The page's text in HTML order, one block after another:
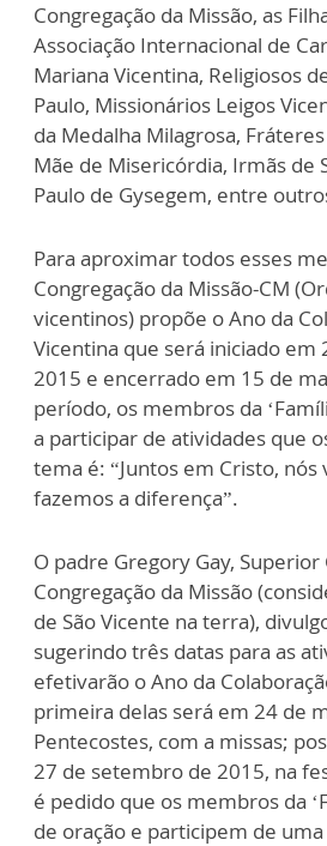
Congregação da Missão, as
Associação Internacional de
Mariana Vicentina, Religiosos
Paulo, Missionários Leigos
da Medalha Milagrosa,
Mãe de Misericórdia, Irmãs de
Paulo de Gysegem, entre
Para aproximar todos esses
Congregação da Missão-CM
vicentinos) propõe o Ano da
Vicentina que será iniciado em
2015 e encerrado em 15 de
período, os membros da
a participar de atividades que
tema é: “Juntos em Cristo, nós
fazemos a diferença”.
O padre Gregory Gay, Superior
Congregação da Missão
de São Vicente na terra),
sugerindo três datas para as
efetivarão o Ano da
primeira delas será em 24 de
Pentecostes, com a missas;
27 de setembro de 2015, na
é pedido que os membros da
de oração e participem de